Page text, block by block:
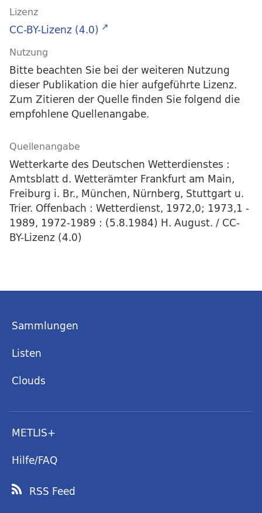
Lizenz
CC-BY-Lizenz (4.0)
Nutzung
Bitte beachten Sie bei der weiteren Nutzung
dieser Publikation die hier aufgeführte Lizenz.
Zum Zitieren der Quelle finden Sie folgend die
empfohlene Quellenangabe.
Quellenangabe
Wetterkarte des Deutschen Wetterdienstes :
Amtsblatt d. Wetterämter Frankfurt am Main,
Freiburg i. Br., München, Nürnberg, Stuttgart u.
Trier. Offenbach : Wetterdienst, 1972,0; 1973,1 -
1989, 1972-1989 : (5.8.1984) H. August. / CC-
BY-Lizenz (4.0)
Sammlungen
Listen
Clouds
METLIS+
Hilfe/FAQ
RSS Feed